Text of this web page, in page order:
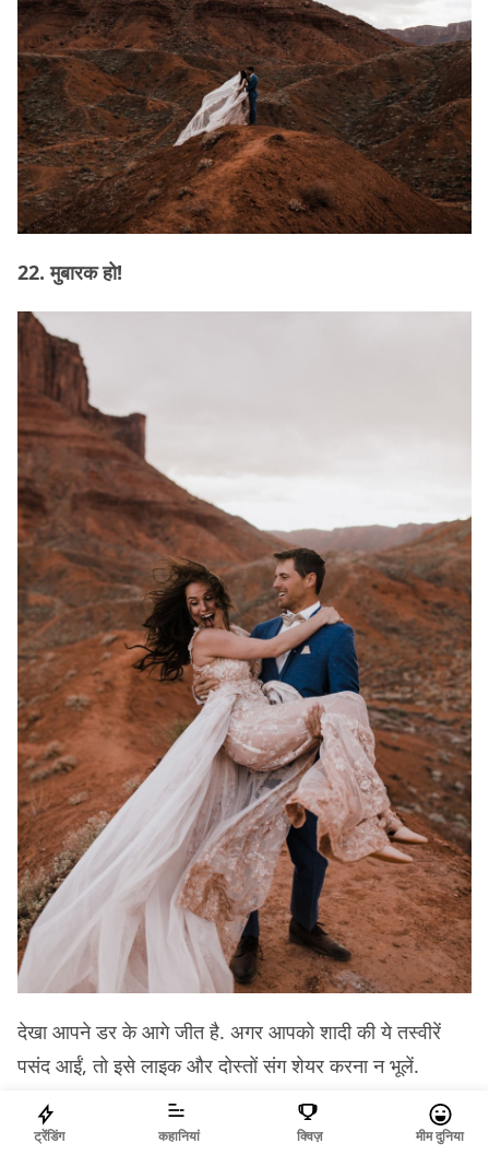
22. मुबारक हो!
देखा आपने डर के आगे जीत है. अगर आपको शादी की ये तस्वीरें
पसंद आईं, तो इसे लाइक और दोस्तों संग शेयर करना न भूलें.
ट्रेंडिंग कहानियां क्विज़ मीम दुनिया